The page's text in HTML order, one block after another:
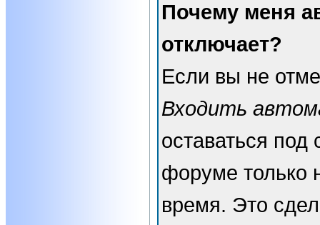
Почему меня
отключает?
Если вы не
Входить
оставаться
форуме только
время. Это